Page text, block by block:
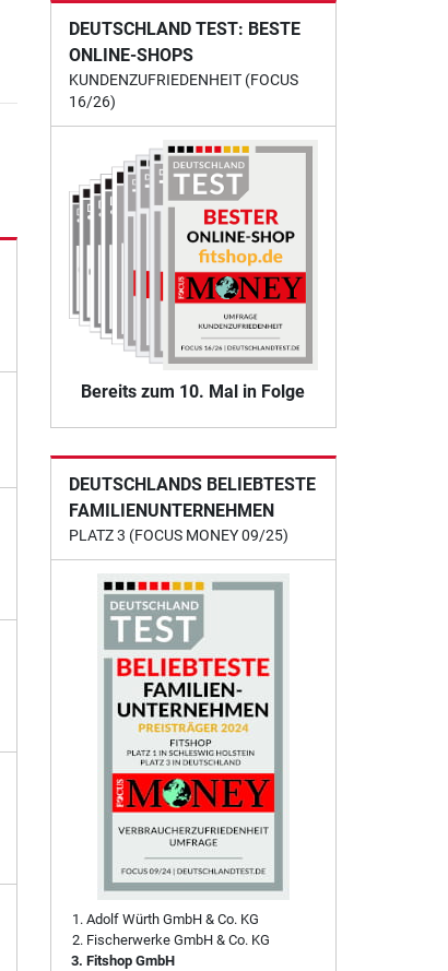
DEUTSCHLAND TEST: BESTE
ONLINE-SHOPS
KUNDENZUFRIEDENHEIT (FOCUS
16/26)
Bereits zum 10. Mal in Folge
DEUTSCHLANDS BELIEBTESTE
FAMILIENUNTERNEHMEN
PLATZ 3 (FOCUS MONEY 09/25)
Adolf Würth GmbH & Co. KG
Fischerwerke GmbH & Co. KG
Fitshop GmbH